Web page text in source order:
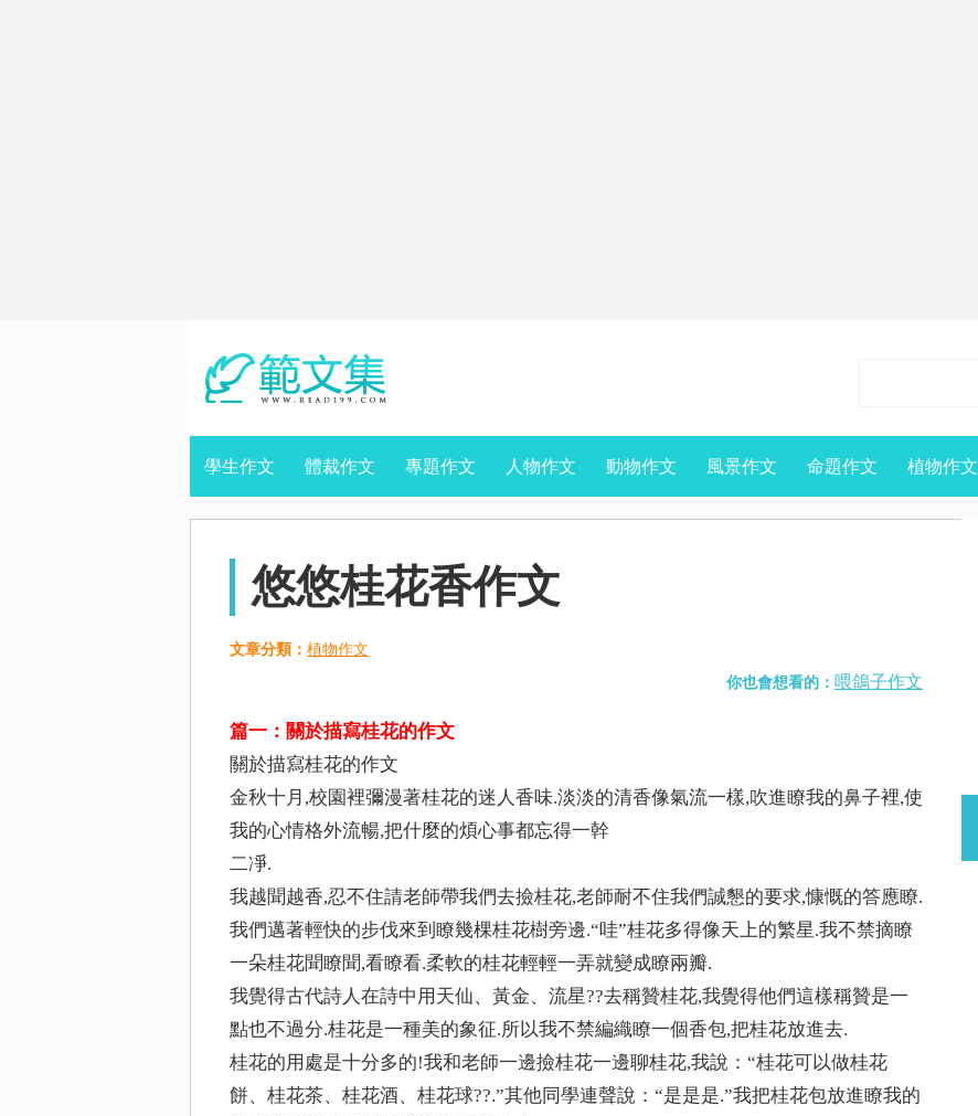
學生作文 體裁作文 專題作文 人物作文 動物作文 風景作文 命題作文 植物作文
悠悠桂花香作文
文章分類： 植物作文
你也會想看的： 喂鴿子作文
篇一：關於描寫桂花的作文
關於描寫桂花的作文
金秋十月,校園裡彌漫著桂花的迷人香味.淡淡的清香像氣流一樣,吹進瞭我的鼻子裡,使
我的心情格外流暢,把什麼的煩心事都忘得一幹
二凈.
我越聞越香,忍不住請老師帶我們去撿桂花,老師耐不住我們誠懇的要求,慷慨的答應瞭.
我們邁著輕快的步伐來到瞭幾棵桂花樹旁邊.“哇”桂花多得像天上的繁星.我不禁摘瞭
一朵桂花聞瞭聞,看瞭看.柔軟的桂花輕輕一弄就變成瞭兩瓣.
我覺得古代詩人在詩中用天仙、黃金、流星??去稱贊桂花,我覺得他們這樣稱贊是一
點也不過分.桂花是一種美的象征.所以我不禁編織瞭一個香包,把桂花放進去.
桂花的用處是十分多的!我和老師一邊撿桂花一邊聊桂花,我說：“桂花可以做桂花
餅、桂花茶、桂花酒、桂花球??.”其他同學連聲說：“是是是.”我把桂花包放進瞭我的